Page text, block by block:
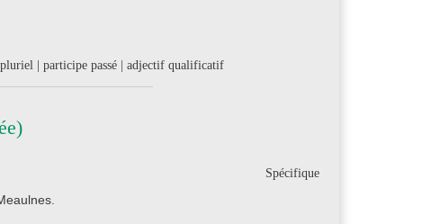
pluriel | participe passé | adjectif qualificatif
Spécifique